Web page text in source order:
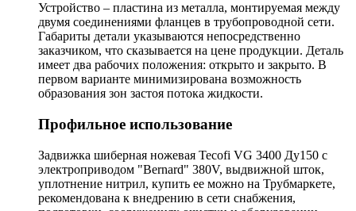
Устройство – пластина из металла, монтируемая между
двумя соединениями фланцев в трубопроводной сети.
Габариты детали указываются непосредственно
заказчиком, что сказывается на цене продукции. Деталь
имеет два рабочих положения: открыто и закрыто. В
первом варианте минимизирована возможность
образования зон застоя потока жидкости.
Профильное использование
Задвижка шиберная ножевая Tecofi VG 3400 Ду150 с
электроприводом "Bernard" 380V, выдвижной шток,
уплотнение нитрил, купить ее можно на Трубмаркете,
рекомендована к внедрению в сети снабжения,